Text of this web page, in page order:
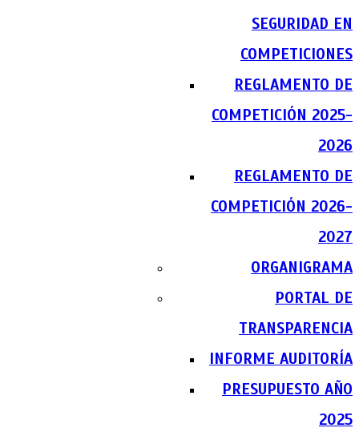
SEGURIDAD EN
COMPETICIONES
REGLAMENTO DE
COMPETICIÓN 2025-
2026
REGLAMENTO DE
COMPETICIÓN 2026-
2027
ORGANIGRAMA
PORTAL DE
TRANSPARENCIA
INFORME AUDITORÍA
PRESUPUESTO AÑO
2025